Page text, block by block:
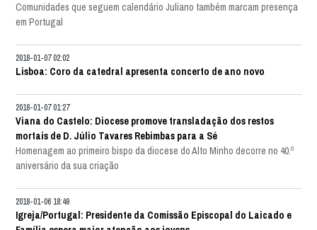
Comunidades que seguem calendário Juliano também marcam presença
em Portugal
2018-01-07 02:02
Lisboa: Coro da catedral apresenta concerto de ano novo
2018-01-07 01:27
Viana do Castelo: Diocese promove transladação dos restos
mortais de D. Júlio Tavares Rebimbas para a Sé
Homenagem ao primeiro bispo da diocese do Alto Minho decorre no 40.º
aniversário da sua criação
2018-01-06 18:49
Igreja/Portugal: Presidente da Comissão Episcopal do Laicado e